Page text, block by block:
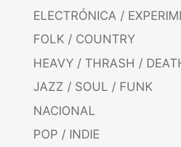
ELECTRÓNICA /
FOLK / COUNTRY
HEAVY / THRASH /
JAZZ / SOUL / FUNK
NACIONAL
POP / INDIE